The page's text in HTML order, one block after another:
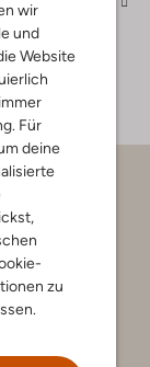
wir
und
Website
Für
deine
zu